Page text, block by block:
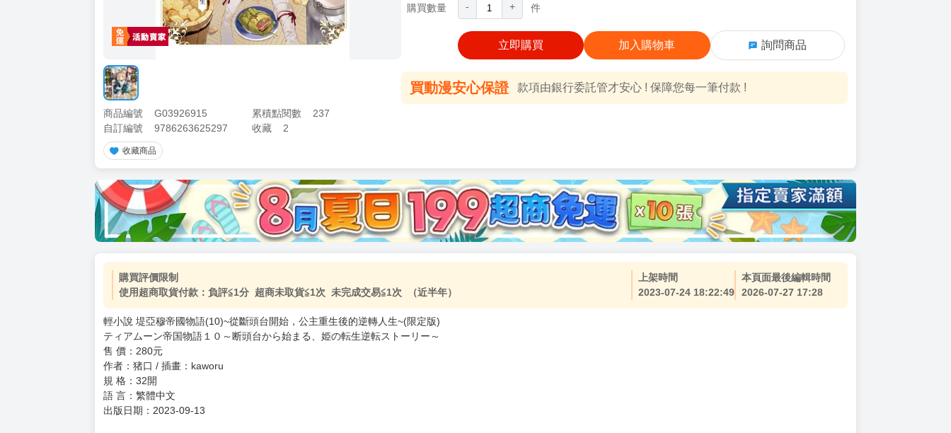
商品編號 G03926915 累積點閱數
237
自訂編號
9786263625297 收藏 2
收藏商品
購買數量 - + 件
立即購買 加入購物車 詢問商品
買動漫安心保證 款項由銀行委託管才安心 ! 保障您每一筆付款 !
購買評價限制
使用超商取貨付款：負評≦1分 超商未取貨≦1次 未完成交易≦1次 （近半年）
上架時間
2023-07-24 18:22:49
本頁面最後編輯時間
2026-07-27 17:28
輕小說 堤亞穆帝國物語(10)~從斷頭台開始，公主重生後的逆轉人生~(限定版)
ティアムーン帝国物語１０～断頭台から始まる、姫の転生逆転ストーリー～
售 價：280元
作者：猪口 / 插畫：kaworu
規 格：32開
語 言：繁體中文
出版日期：2023-09-13